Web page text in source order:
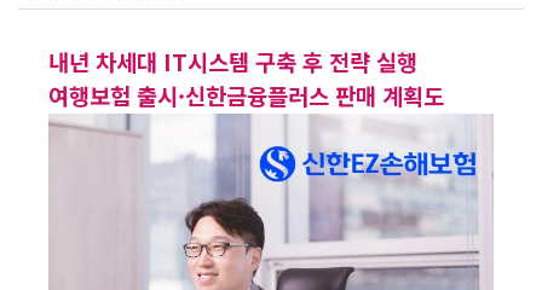
내년 차세대 IT시스템 구축 후 전략 실행
여행보험 출시·신한금융플러스 판매 계획도